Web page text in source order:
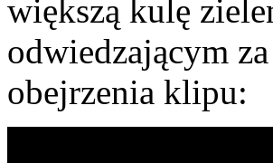
większą kulę
odwiedzającym
obejrzenia klipu: